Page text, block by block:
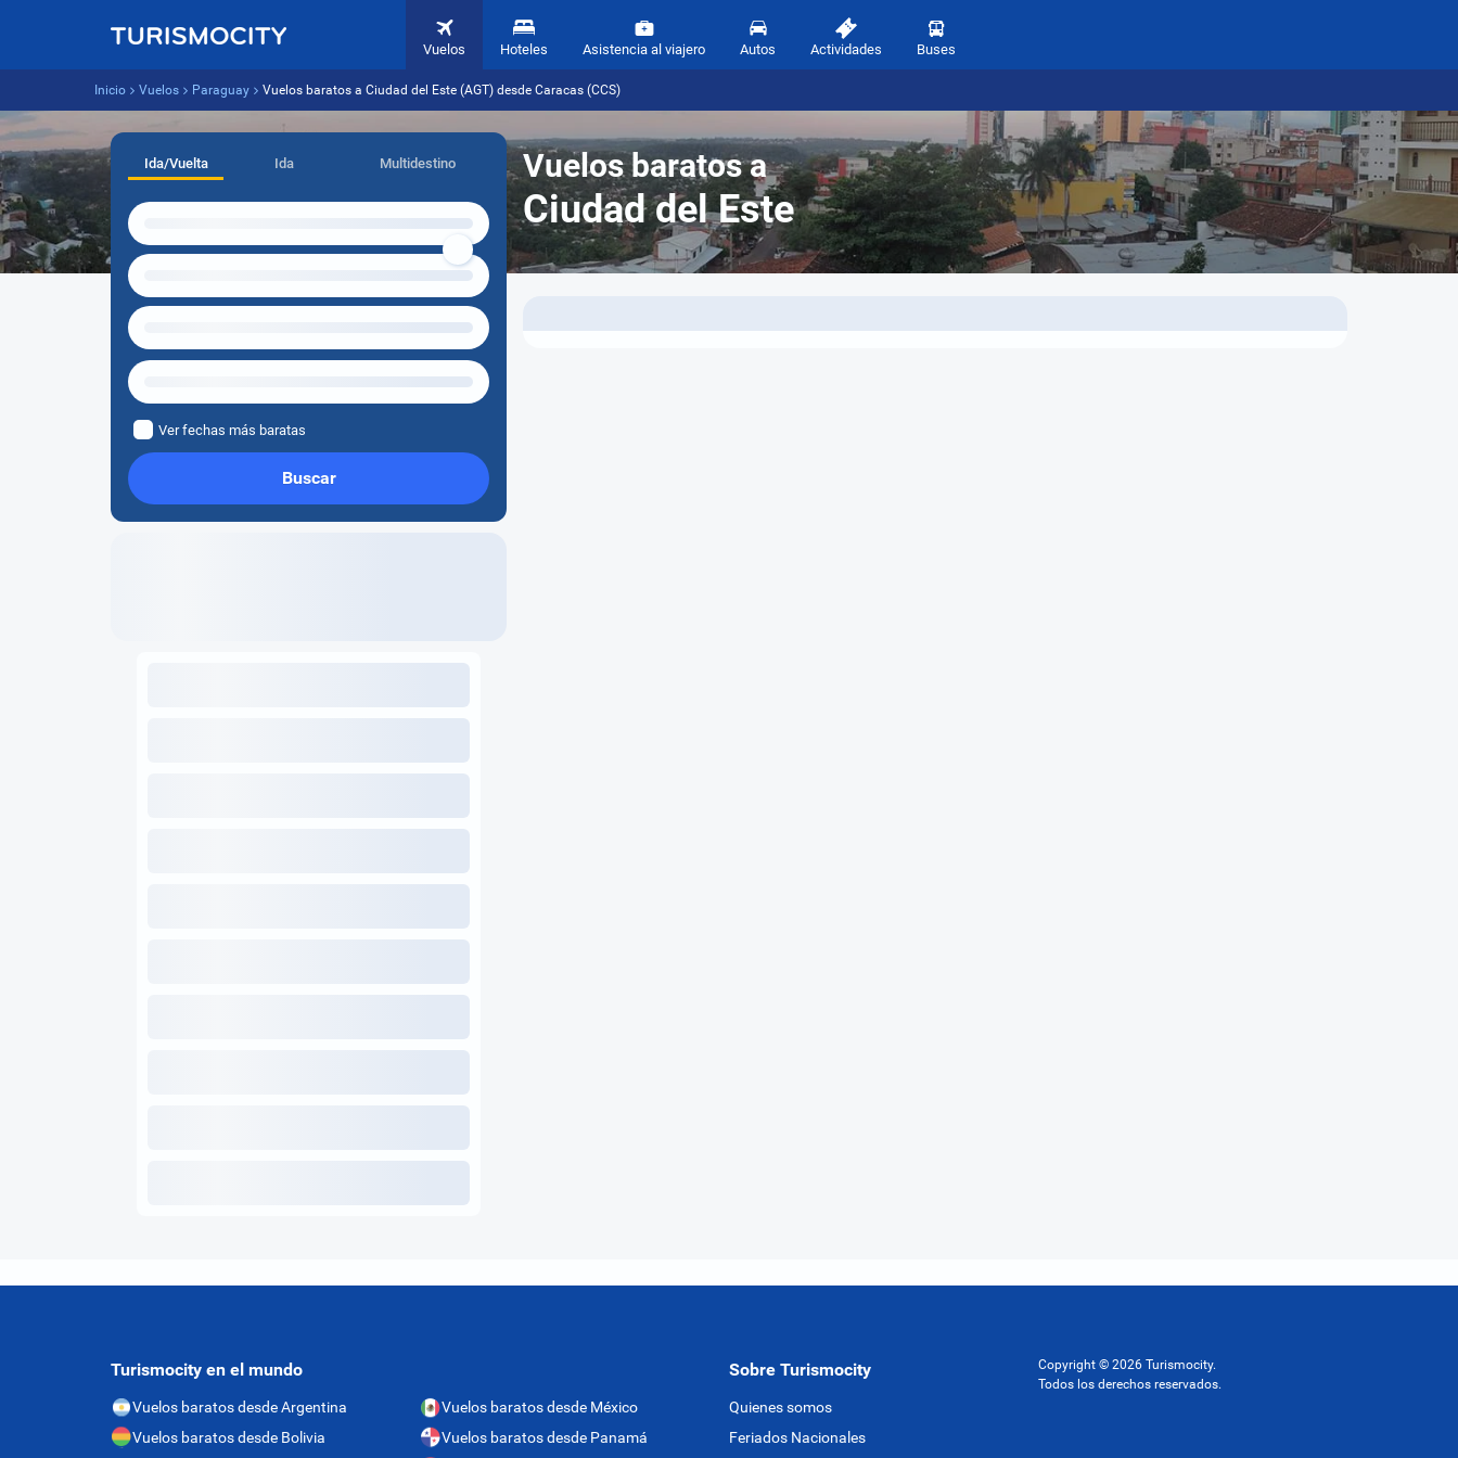
Vuelos Hoteles Asistencia al viajero Autos Actividades Buses
Inicio Vuelos Paraguay Vuelos baratos a Ciudad del Este (AGT) desde Caracas (CCS)
Vuelos baratos a
Ciudad del Este
Ida/Vuelta Ida Multidestino
Ver fechas más baratas
Buscar
Turismocity en el mundo
Vuelos baratos desde Argentina
Vuelos baratos desde Bolivia
Vuelos baratos desde México
Vuelos baratos desde Panamá
Sobre Turismocity
Quienes somos
Feriados Nacionales
Copyright © 2026 Turismocity.
Todos los derechos reservados.